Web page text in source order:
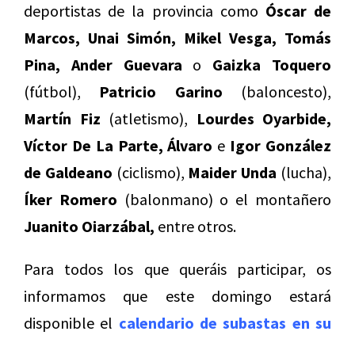
deportistas de la provincia como Óscar de
Marcos, Unai Simón, Mikel Vesga, Tomás
Pina, Ander Guevara o Gaizka Toquero
(fútbol), Patricio Garino (baloncesto),
Martín Fiz (atletismo), Lourdes Oyarbide,
Víctor De La Parte, Álvaro e Igor González
de Galdeano (ciclismo), Maider Unda (lucha),
Íker Romero (balonmano) o el montañero
Juanito Oiarzábal, entre otros.
Para todos los que queráis participar, os
informamos que este domingo estará
disponible el calendario de subastas en su